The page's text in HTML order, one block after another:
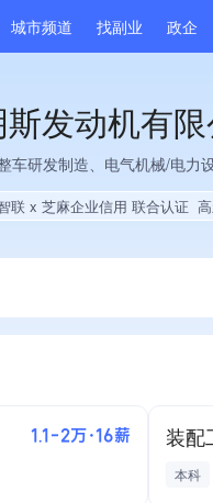
城市频道 找副业 政企
发动机有限
车研发制造、电气机械/电力
联 x 芝麻企业信用 联合认证 高新技术
1.1-2万·16薪 装配
本科